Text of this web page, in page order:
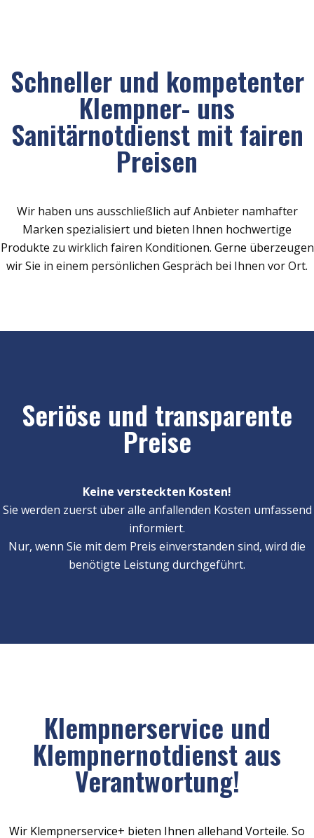
Schneller und kompetenter
Klempner- uns
Sanitärnotdienst mit fairen
Preisen
Wir haben uns ausschließlich auf Anbieter namhafter
Marken spezialisiert und bieten Ihnen hochwertige
Produkte zu wirklich fairen Konditionen. Gerne überzeugen
wir Sie in einem persönlichen Gespräch bei Ihnen vor Ort.
Seriöse und transparente
Preise
Keine versteckten Kosten!
Sie werden zuerst über alle anfallenden Kosten umfassend
informiert.
Nur, wenn Sie mit dem Preis einverstanden sind, wird die
benötigte Leistung durchgeführt.
Klempnerservice und
Klempnernotdienst aus
Verantwortung!
Wir Klempnerservice+ bieten Ihnen allehand Vorteile. So